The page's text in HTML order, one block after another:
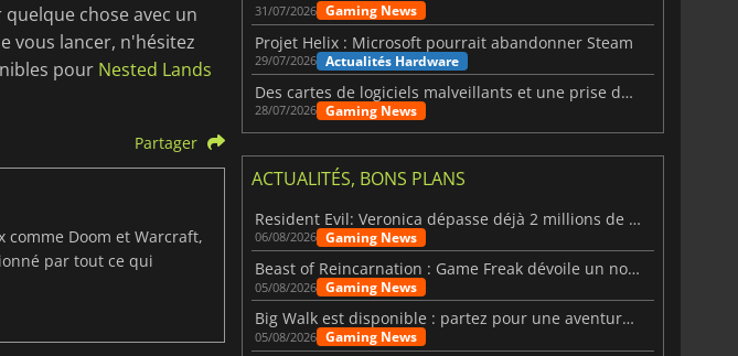
chose avec un
vous lancer, n'hésitez
pour Nested Lands
Partager
comme Doom et Warcraft,
par tout ce qui
31/07/2026 Gaming News
Projet Helix : Microsoft pourrait abandonner Steam
29/07/2026 Actualités Hardware
Des cartes de logiciels malveillants et une prise de contrôle de Discord ont touché Meccha Chameleon
28/07/2026 Gaming News
ACTUALITÉS, BONS PLANS
Resident Evil: Veronica dépasse déjà 2 millions de wishlists
06/08/2026 Gaming News
Beast of Reincarnation : Game Freak dévoile un nouveau pari
05/08/2026 Gaming News
Big Walk est disponible : partez pour une aventure entre amis
05/08/2026 Gaming News